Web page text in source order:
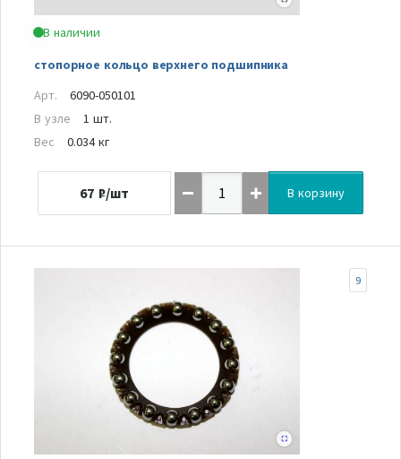
В наличии
стопорное кольцо верхнего подшипника
Арт.
6090-050101
В узле
1 шт.
Вес
0.034 кг
67 ₽/шт В корзину
9